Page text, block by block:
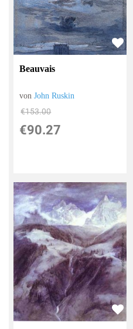
Beauvais
vonJohn Ruskin
€153.00
€90.27